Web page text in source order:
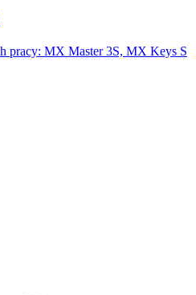
pracy: MX Master 3S, MX Keys S